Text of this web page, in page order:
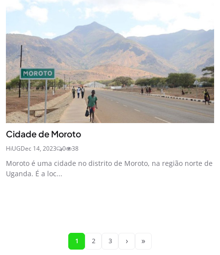
Cidade de Moroto
HiUGDec 14, 2023 0 38
Moroto é uma cidade no distrito de Moroto, na região norte de
Uganda. É a loc...
1 2 3 › »